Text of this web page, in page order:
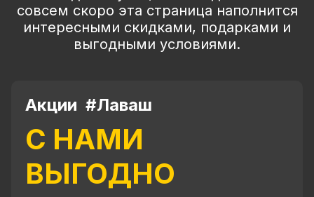
совсем скоро эта страница наполнится
интересными скидками, подарками и
выгодными условиями.
Акции #Лаваш
С НАМИ
ВЫГОДНО